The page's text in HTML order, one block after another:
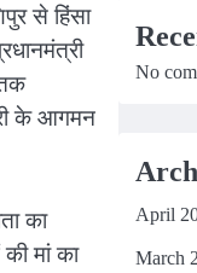
से हिंसा
के आगमन
का
मां का
No
April
March